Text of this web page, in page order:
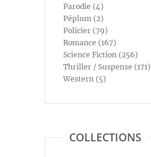
Parodie (4)
Péplum (2)
Policier (79)
Romance (167)
Science Fiction (256)
Thriller / Suspense (171)
Western (5)
COLLECTIONS